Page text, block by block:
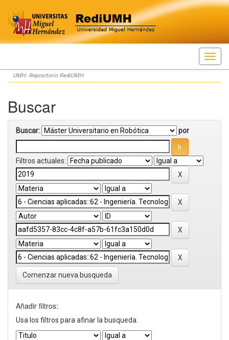
Skip
navigation
UMH: Repositorio RediUMH
Buscar
Buscar: por
Filtros actuales:
Comenzar nueva busqueda
Añadir filtros:
Usa los filtros para afinar la busqueda.